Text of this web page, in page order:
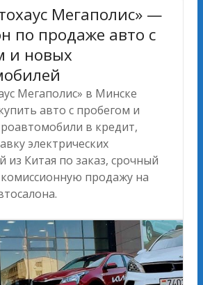
Мегаполис» —
по продаже авто с
и новых
Мегаполис» в Минске
авто с пробегом и
в кредит,
электрических
из Китая по заказ, срочный
продажу на